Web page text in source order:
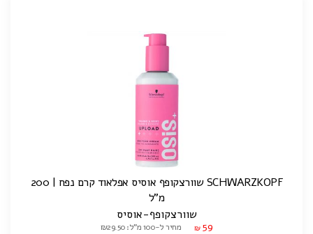
SCHWARZKOPF שוורצקופף אוסיס אפלאוד קרם נפח | 200
מ"ל
שוורצקופף-אוסיס
₪ 59 מחיר ל-100 מ"ל: ₪29.50